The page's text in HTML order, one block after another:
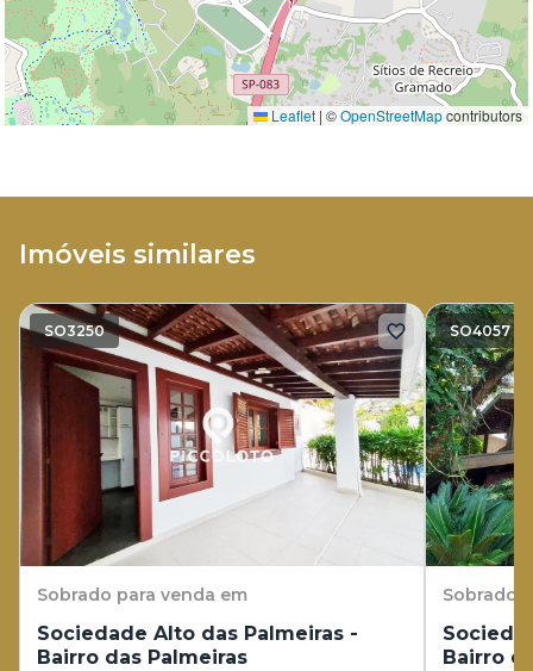
Leaflet | ©OpenStreetMapcontributors
Imóveis similares
SO3250
Sobrado para venda em
Sociedade Alto das Palmeiras -
Bairro das Palmeiras
SO4057
Sobrado
Bairro